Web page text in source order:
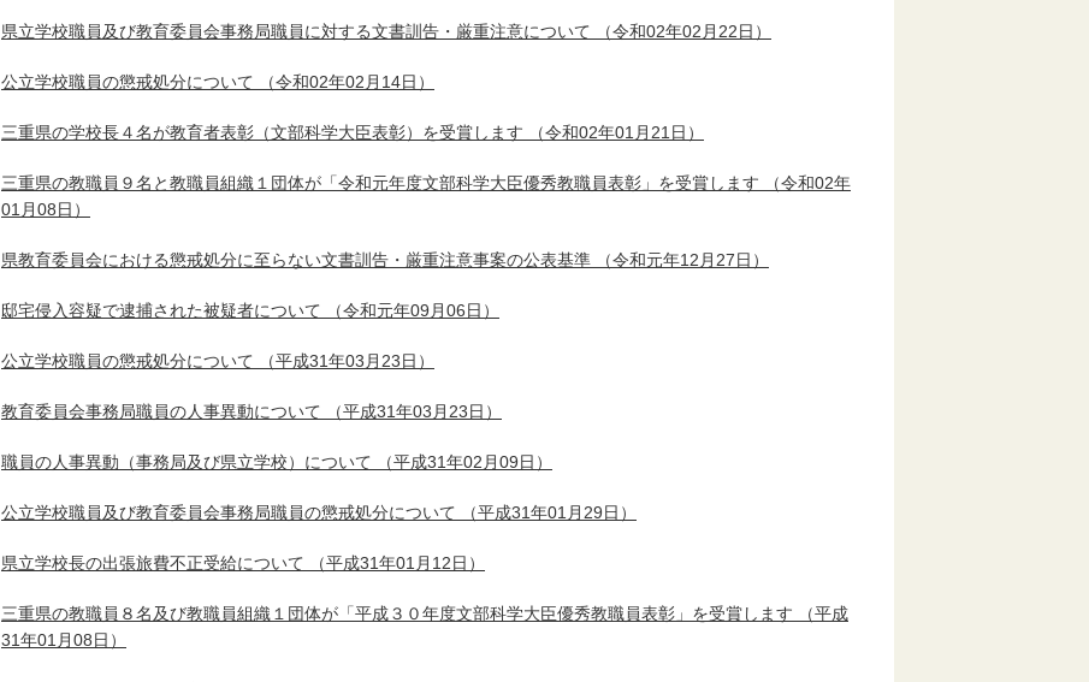
県立学校職員及び教育委員会事務局職員に対する文書訓告・厳重注意について （令和02年02月22日）
公立学校職員の懲戒処分について （令和02年02月14日）
三重県の学校長４名が教育者表彰（文部科学大臣表彰）を受賞します （令和02年01月21日）
三重県の教職員９名と教職員組織１団体が「令和元年度文部科学大臣優秀教職員表彰」を受賞します （令和02年
01月08日）
県教育委員会における懲戒処分に至らない文書訓告・厳重注意事案の公表基準 （令和元年12月27日）
邸宅侵入容疑で逮捕された被疑者について （令和元年09月06日）
公立学校職員の懲戒処分について （平成31年03月23日）
教育委員会事務局職員の人事異動について （平成31年03月23日）
職員の人事異動（事務局及び県立学校）について （平成31年02月09日）
公立学校職員及び教育委員会事務局職員の懲戒処分について （平成31年01月29日）
県立学校長の出張旅費不正受給について （平成31年01月12日）
三重県の教職員８名及び教職員組織１団体が「平成３０年度文部科学大臣優秀教職員表彰」を受賞します （平成
31年01月08日）